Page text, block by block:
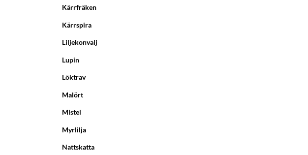
Kärrfräken
Kärrspira
Liljekonvalj
Lupin
Löktrav
Malört
Mistel
Myrlilja
Nattskatta